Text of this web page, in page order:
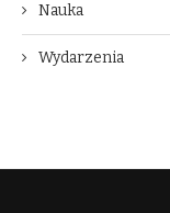
Nauka
Wydarzenia